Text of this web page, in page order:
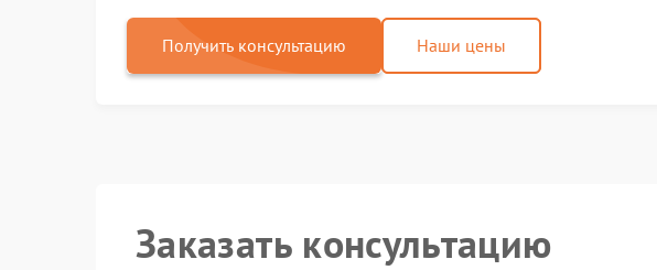
Получить консультацию Наши цены
Заказать консультацию